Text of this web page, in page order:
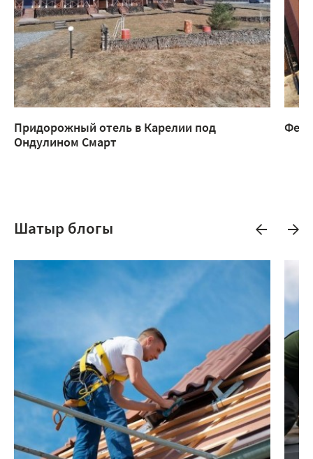
Придорожный отель в Карелии под
Ондулином Смарт
Шатыр блогы